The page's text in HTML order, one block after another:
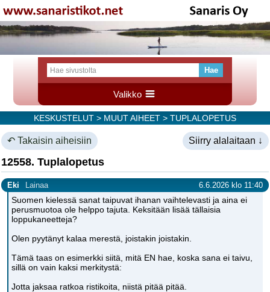
Valikko
KESKUSTELUT > MUUT AIHEET > TUPLALOPETUS
↶ Takaisin aiheisiin Siirry alalaitaan ↓
12558. Tuplalopetus
Eki Lainaa 6.6.2026 klo 11:40
Suomen kielessä sanat taipuvat ihanan vaihtelevasti ja aina ei
perusmuotoa ole helppo tajuta. Keksitään lisää tällaisia
loppukaneetteja?
Olen pyytänyt kalaa merestä, joistakin joistakin.
Tämä taas on esimerkki siitä, mitä EN hae, koska sana ei taivu,
sillä on vain kaksi merkitystä:
Jotta jaksaa ratkoa ristikoita, niistä pitää pitää.